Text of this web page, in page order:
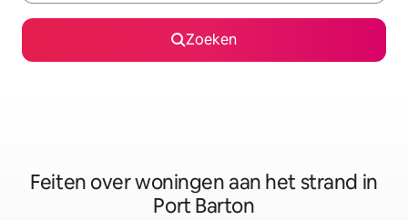
Zoeken
Feiten over woningen aan het strand in
Port Barton